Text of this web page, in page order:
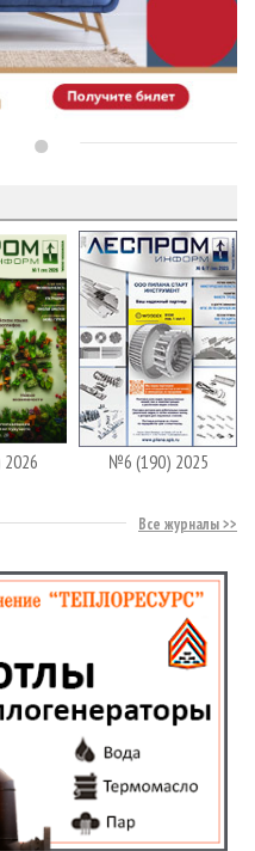
№6 (190) 2025
Все журналы